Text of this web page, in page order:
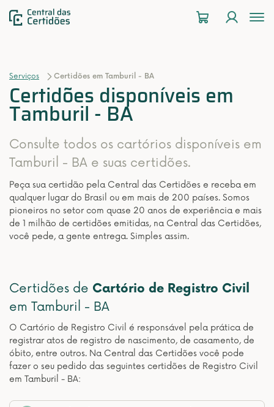
Serviços Certidões em Tamburil - BA
Certidões disponíveis em
Tamburil - BA
Consulte todos os cartórios disponíveis em
Tamburil - BA e suas certidões.
Peça sua certidão pela Central das Certidões e receba em
qualquer lugar do Brasil ou em mais de 200 países. Somos
pioneiros no setor com quase 20 anos de experiência e mais
de 1 milhão de certidões emitidas, na Central das Certidões,
você pede, a gente entrega. Simples assim.
Certidões de Cartório de Registro Civil
em Tamburil - BA
O Cartório de Registro Civil é responsável pela prática de
registrar atos de registro de nascimento, de casamento, de
óbito, entre outros. Na Central das Certidões você pode
fazer o seu pedido das seguintes certidões de Registro Civil
em Tamburil - BA: